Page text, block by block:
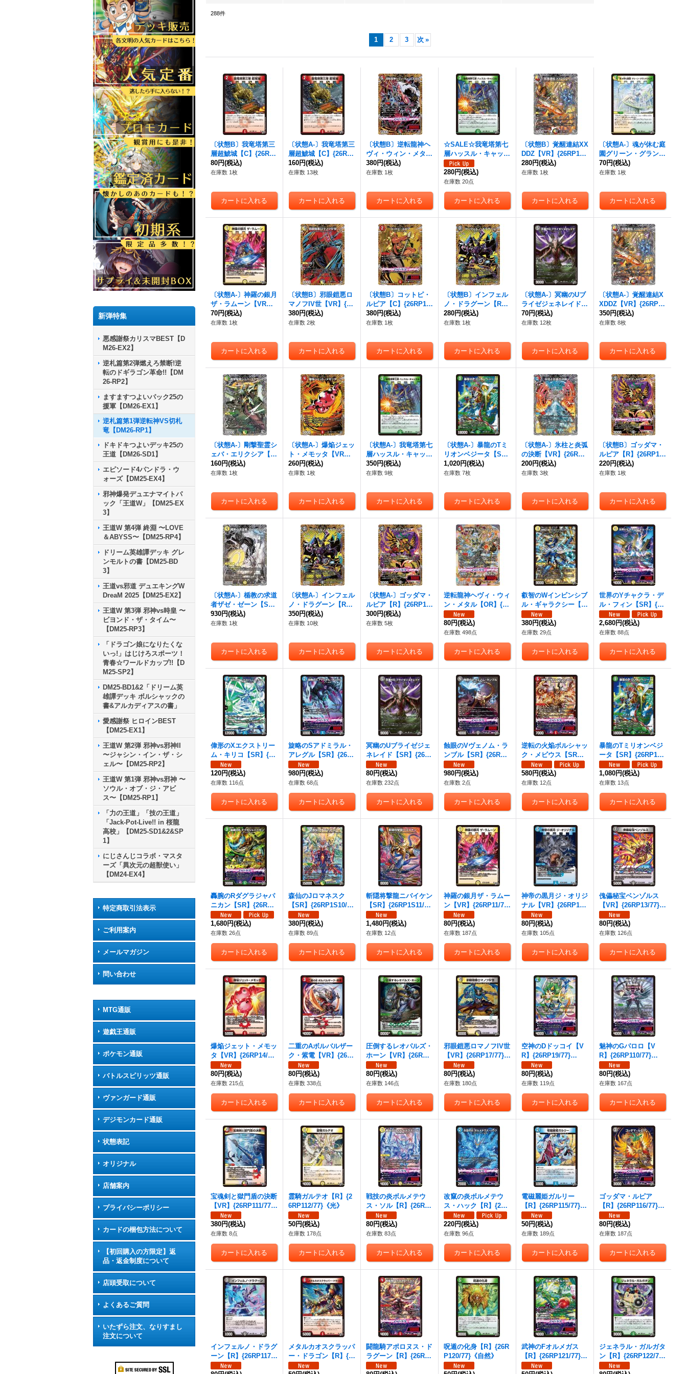
新弾特集
悪感謝祭カリスマBEST【D
M26-EX2】
逆札篇第2弾燃えろ禁断!逆
転のドギラゴン革命!!【DM
26-RP2】
ますますつよいパック25の
援軍【DM26-EX1】
逆札篇第1弾逆転神VS切札
竜【DM26-RP1】
ドキドキつよいデッキ25の
王道【DM26-SD1】
エピソード4パンドラ・ウ
ォーズ【DM25-EX4】
邪神爆発デュエナマイトパ
ック「王道W」【DM25-EX
3】
王道W 第4弾 終淵 〜LOVE
＆ABYSS〜【DM25-RP4】
ドリーム英雄譚デッキ グレ
ンモルトの書【DM25-BD
3】
王道vs邪道 デュエキングW
DreaM 2025【DM25-EX2】
王道W 第3弾 邪神vs時皇 〜
ビヨンド・ザ・タイム〜
【DM25-RP3】
「ドラゴン娘になりたくな
いっ!」はじけろスポーツ！
青春☆ワールドカップ!!【D
M25-SP2】
DM25-BD1&2「ドリーム英
雄譚デッキ ボルシャックの
書&アルカディアスの書」
愛感謝祭 ヒロインBEST
【DM25-EX1】
王道W 第2弾 邪神vs邪神II
〜ジャシン・イン・ザ・シ
ェル〜【DM25-RP2】
王道W 第1弾 邪神vs邪神 〜
ソウル・オブ・ジ・アビ
ス〜【DM25-RP1】
「力の王道」「技の王道」
「Jack-Pot-Live!! in 桜龍
高校」【DM25-SD1&2&SP
1】
にじさんじコラボ・マスタ
ーズ「異次元の超獣使い」
【DM24-EX4】
特定商取引法表示
ご利用案内
メールマガジン
問い合わせ
MTG通販
遊戯王通販
ポケモン通販
バトルスピリッツ通販
ヴァンガード通販
デジモンカード通販
状態表記
オリジナル
店舗案内
プライバシーポリシー
カードの梱包方法について
【初回購入の方限定】返
品・返金制度について
店頭受取について
よくあるご質問
いたずら注文、なりすまし
注文について
288件
1 2 3 次 »
〔状態B〕我竜塔第三
層超鯱城【C】{26RP1
72/77}《火》
80円(税込)
在庫数 1枚
〔状態A-〕我竜塔第三
層超鯱城【C】{26RP1
72/77}《火》
160円(税込)
在庫数 13枚
〔状態B〕逆転龍神ヘ
ヴィ・ウィン・メタル
【OR】{26RP1秘1/秘
24}《多》
380円(税込)
在庫数 1枚
☆SALE☆我竜塔第七
層ハッスル・キャッス
ル【U】{26RP147/77}
《自然》
280円(税込)
在庫数 20点
〔状態B〕覚醒連結XX
DDZ【VR】{26RP1TR
9/TR9}《多》
280円(税込)
在庫数 1枚
〔状態A-〕魂が休む庭
園グリーン・グランド
クロス【R】{26RP12
4/77}《多》
70円(税込)
在庫数 1枚
〔状態A-〕神羅の銀月
ザ・ラムーン【VR】
{26RP11/77}《光》
70円(税込)
在庫数 1枚
〔状態B〕邪眼鎧悪ロ
マノフIV世【VR】{26
RP1秘14/秘24}《多》
380円(税込)
在庫数 2枚
〔状態B〕コットピ・
ルピア【C】{26RP1秘
24/秘24}《火》
380円(税込)
在庫数 1枚
〔状態B〕インフェル
ノ・ドラグーン【R】
{26RP1秘18/秘24}
《闇》
280円(税込)
在庫数 1枚
〔状態A-〕冥幽のUブ
ライゼジェネレイド
【SR】{26RP1S5/S1
1}《闇》
70円(税込)
在庫数 12枚
〔状態A-〕覚醒連結X
XDDZ【VR】{26RP1T
R9/TR9}《多》
350円(税込)
在庫数 8枚
〔状態A-〕剛撃聖霊シ
ェバ・エリクシア【S
R】{26RP1TR4/TR9}
《多》
160円(税込)
在庫数 1枚
〔状態A-〕爆焔ジェッ
ト・メモッタ【VR】
{26RP1秘13/秘24}
《火》
260円(税込)
在庫数 1枚
〔状態A-〕我竜塔第七
層ハッスル・キャッス
ル【U】{26RP147/77}
《自然》
350円(税込)
在庫数 9枚
〔状態A-〕暴龍のTミ
リオンベジータ【S
R】{26RP1S8/S11}
《自然》
1,020円(税込)
在庫数 7枚
〔状態A-〕氷柱と炎弧
の決断【VR】{26RP1
TR8/TR9}《多》
200円(税込)
在庫数 3枚
〔状態B〕ゴッダマ・
ルピア【R】{26RP1秘
17/秘24}《闇》
220円(税込)
在庫数 1枚
〔状態A-〕楯教の求道
者ザゼ・ゼーン【S
R】{26RP1TR2/TR9}
《光》
930円(税込)
在庫数 1枚
〔状態A-〕インフェル
ノ・ドラグーン【R】
{26RP1秘18/秘24}
《闇》
350円(税込)
在庫数 10枚
〔状態A-〕ゴッダマ・
ルピア【R】{26RP1秘
17/秘24}《闇》
300円(税込)
在庫数 5枚
逆転龍神ヘヴィ・ウィ
ン・メタル【OR】{26
RP1OR1/OR1}《多》
80円(税込)
在庫数 498点
叡智のWインビンシブ
ル・ギャラクシー【S
R】{26RP1S1/S11}
《光》
380円(税込)
在庫数 29点
世界のYチャクラ・デ
ル・フィン【SR】{26
RP1S2/S11}《光》
2,680円(税込)
在庫数 88点
偉形のXエクストリー
ム・キリコ【SR】{26
RP1S3/S11}《水》
120円(税込)
在庫数 116点
旋略のSアドミラル・
アレグル【SR】{26R
P1S4/S11}《水》
980円(税込)
在庫数 68点
冥幽のUブライゼジェ
ネレイド【SR】{26R
P1S5/S11}《闇》
80円(税込)
在庫数 232点
蝕眼のVヴェノム・ラ
ンブル【SR】{26RP1
S6/S11}《闇》
980円(税込)
在庫数 2点
逆転の火焔ボルシャッ
ク・メビウス【SR】
{26RP1S7/S11}《火》
580円(税込)
在庫数 12点
暴龍のTミリオンベジ
ータ【SR】{26RP1S
8/S11}《自然》
1,080円(税込)
在庫数 13点
轟腕のRダグラジャパ
ニカン【SR】{26RP1
S9/S11}《自然》
1,680円(税込)
在庫数 26点
森仙のJロマネスク
【SR】{26RP1S10/S1
1}《多》
380円(税込)
在庫数 89点
斬隠将撃龍ニバイケン
【SR】{26RP1S11/S1
1}《多》
1,480円(税込)
在庫数 12点
神羅の銀月ザ・ラムー
ン【VR】{26RP11/77}
《光》
80円(税込)
在庫数 187点
神帝の黒月ジ・オリジ
ナル【VR】{26RP12/
77}《水》
80円(税込)
在庫数 105点
傀儡秘宝ベンゾルス
【VR】{26RP13/77}
《闇》
80円(税込)
在庫数 126点
爆焔ジェット・メモッ
タ【VR】{26RP14/77}
《火》
80円(税込)
在庫数 215点
二重のAボルバルザー
ク・紫電【VR】{26R
P15/77}《火》
80円(税込)
在庫数 338点
圧倒するレオパルズ・
ホーン【VR】{26RP1
6/77}《自然》
80円(税込)
在庫数 146点
邪眼鎧悪ロマノフIV世
【VR】{26RP17/77}
《多》
80円(税込)
在庫数 180点
空神のDドッコイ【V
R】{26RP19/77}
《多》
80円(税込)
在庫数 119点
魅神のGパロロ【V
R】{26RP110/77}
《多》
80円(税込)
在庫数 167点
宝魂剣と獄門盾の決断
【VR】{26RP111/77}
《多》
380円(税込)
在庫数 8点
霊騎ガルテオ【R】{2
6RP112/77}《光》
50円(税込)
在庫数 178点
戦技の炎ボルメテウ
ス・ソル【R】{26RP1
13/77}《光》
80円(税込)
在庫数 83点
改竄の炎ボルメテウ
ス・ハック【R】{26R
P114/77}《水》
220円(税込)
在庫数 96点
電磁麗姫ガルリー
【R】{26RP115/77}
《水》
50円(税込)
在庫数 189点
ゴッダマ・ルピア
【R】{26RP116/77}
《闇》
80円(税込)
在庫数 187点
インフェルノ・ドラグ
ーン【R】{26RP117/7
7}《闇》
メタルカオスクラッパ
ー・ドラゴン【R】{2
6RP118/77}《火》
闘龍騎アポロヌス・ド
ラグーン【R】{26RP1
19/77}《火》
呪遁の化身【R】{26R
P120/77}《自然》
武神のFオルメガス
【R】{26RP121/77}
《自然》
ジェネラル・ガルガタ
ン【R】{26RP122/77}
《自然》